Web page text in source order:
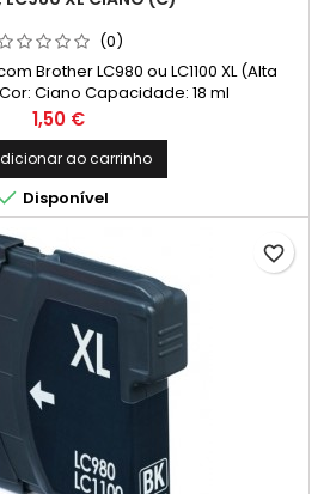
(0)
Brother LC980 ou LC1100 XL (Alta
Ciano Capacidade: 18 ml
Preço
1,50 €
ao carrinho
 Disponível
favorite_border